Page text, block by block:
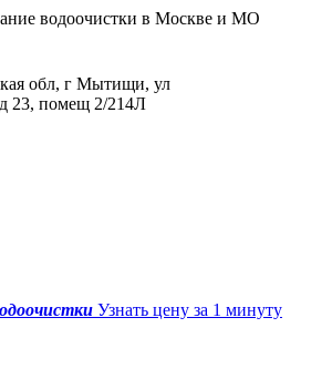
водоочистки в Москве и МО
обл, г Мытищи, ул
23, помещ 2/214Л
Узнать цену за 1 минуту